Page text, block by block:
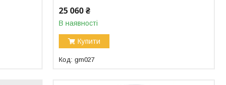
25 060 ₴
В наявності
Купити
gm027